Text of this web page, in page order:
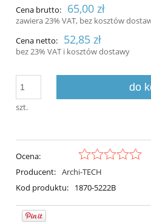
Cena brutto: 65,00 zł
zawiera 23% VAT, bez kosztów
Cena netto:
52,85 zł
bez 23% VAT i kosztów dostawy
szt.
do
Ocena:
Producent: Archi-TECH
Kod produktu:
1870-5222B